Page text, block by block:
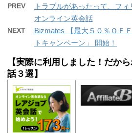
PREV
トラブルがあったって、フ
オンライン英会話
NEXT
Bizmates 【最大５０％ＯＦ
トキャンペーン」 開始！
【実際に利用しました！だか
話３選】